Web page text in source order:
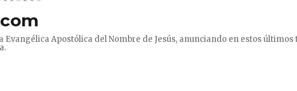
Evangélica Apostólica del Nombre de Jesús, anunciando en estos